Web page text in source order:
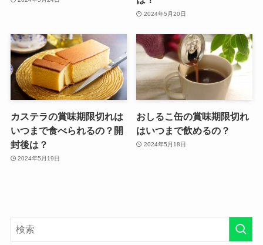
2024年5月20日
カステラの賞味期限切れは
いつまで食べられるの？開
封後は？
2024年5月19日
おしるこ缶の賞味期限切れ
はいつまで飲めるの？
2024年5月18日